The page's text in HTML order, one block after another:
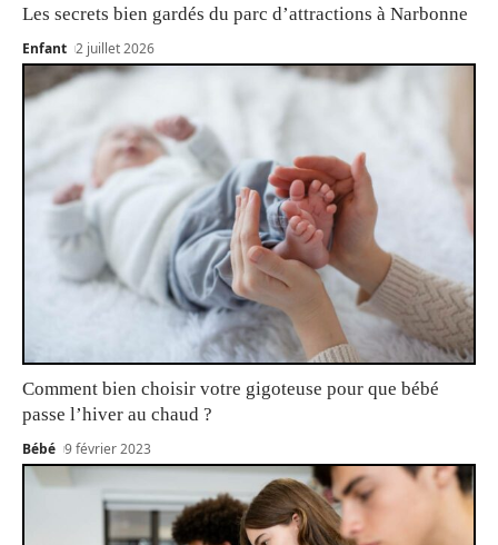
Les secrets bien gardés du parc d’attractions à Narbonne
Enfant 2 juillet 2026
Comment bien choisir votre gigoteuse pour que bébé
passe l’hiver au chaud ?
Bébé 9 février 2023